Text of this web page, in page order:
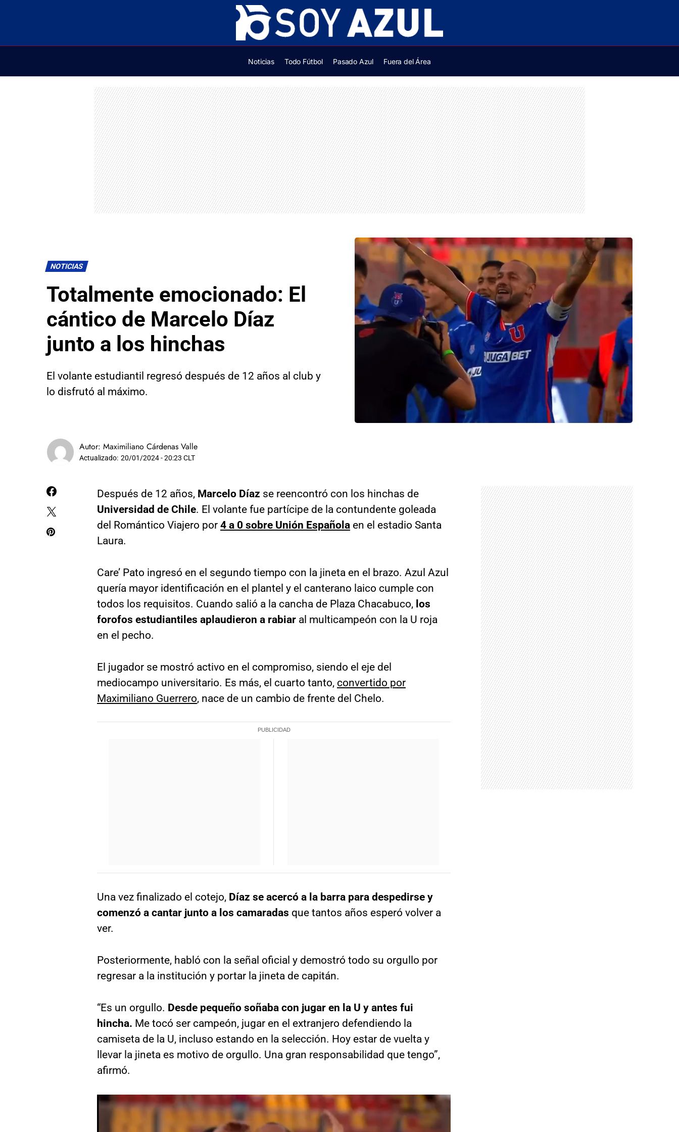
Noticias Todo Fútbol Pasado Azul Fuera del Área
NOTICIAS
Totalmente emocionado: El
cántico de Marcelo Díaz
junto a los hinchas
El volante estudiantil regresó después de 12 años al club y
lo disfrutó al máximo.
Autor: Maximiliano Cárdenas Valle
Actualizado: 20/01/2024 - 20:23 CLT
Después de 12 años, Marcelo Díaz se reencontró con los hinchas de
Universidad de Chile. El volante fue partícipe de la contundente goleada
del Romántico Viajero por 4 a 0 sobre Unión Española en el estadio Santa
Laura.
Care’ Pato ingresó en el segundo tiempo con la jineta en el brazo. Azul Azul
quería mayor identificación en el plantel y el canterano laico cumple con
todos los requisitos. Cuando salió a la cancha de Plaza Chacabuco, los
forofos estudiantiles aplaudieron a rabiar al multicampeón con la U roja
en el pecho.
El jugador se mostró activo en el compromiso, siendo el eje del
mediocampo universitario. Es más, el cuarto tanto, convertido por
Maximiliano Guerrero, nace de un cambio de frente del Chelo.
Una vez finalizado el cotejo, Díaz se acercó a la barra para despedirse y
comenzó a cantar junto a los camaradas que tantos años esperó volver a
ver.
Posteriormente, habló con la señal oficial y demostró todo su orgullo por
regresar a la institución y portar la jineta de capitán.
“Es un orgullo. Desde pequeño soñaba con jugar en la U y antes fui
hincha. Me tocó ser campeón, jugar en el extranjero defendiendo la
camiseta de la U, incluso estando en la selección. Hoy estar de vuelta y
llevar la jineta es motivo de orgullo. Una gran responsabilidad que tengo”,
afirmó.